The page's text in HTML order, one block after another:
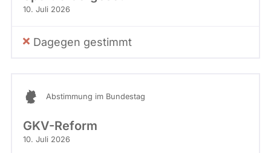
10. Juli 2026
Dagegen gestimmt
Abstimmung im Bundestag
GKV-Reform
10. Juli 2026